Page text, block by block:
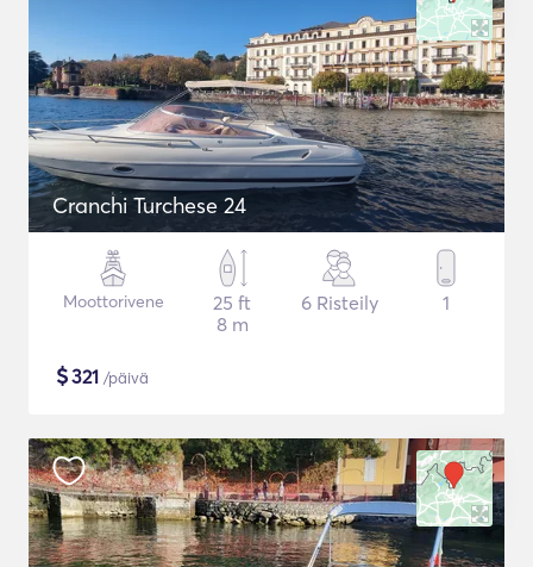
Cranchi Turchese 24
Moottorivene
25 ft
8 m
6 Risteily 1
$321 /päivä